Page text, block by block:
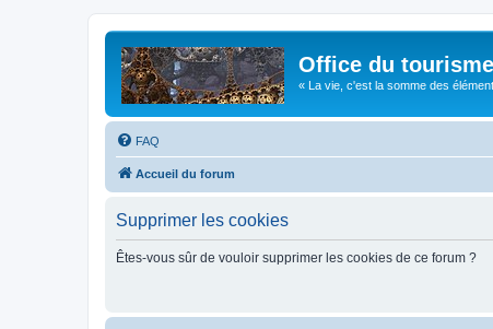
Office du
« La vie, c'est la somme des
FAQ
Accueil du forum
Supprimer les cookies
Êtes-vous sûr de vouloir supprimer les cookies de ce forum ?